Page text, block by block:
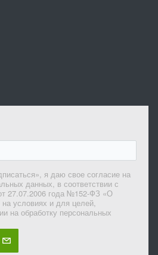
я даю свое согласие на
данных, в соответствии с
27.07.2006 года №152-ФЗ «О
условиях и для целей,
на обработку персональных